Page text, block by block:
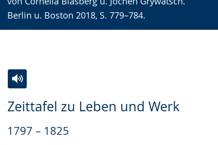
Berlin u. Boston 2018, S. 779–784.
Zeittafel zu Leben und Werk
1797 – 1825
Leichten
wechseln.
Audio-
Video
Deutscher